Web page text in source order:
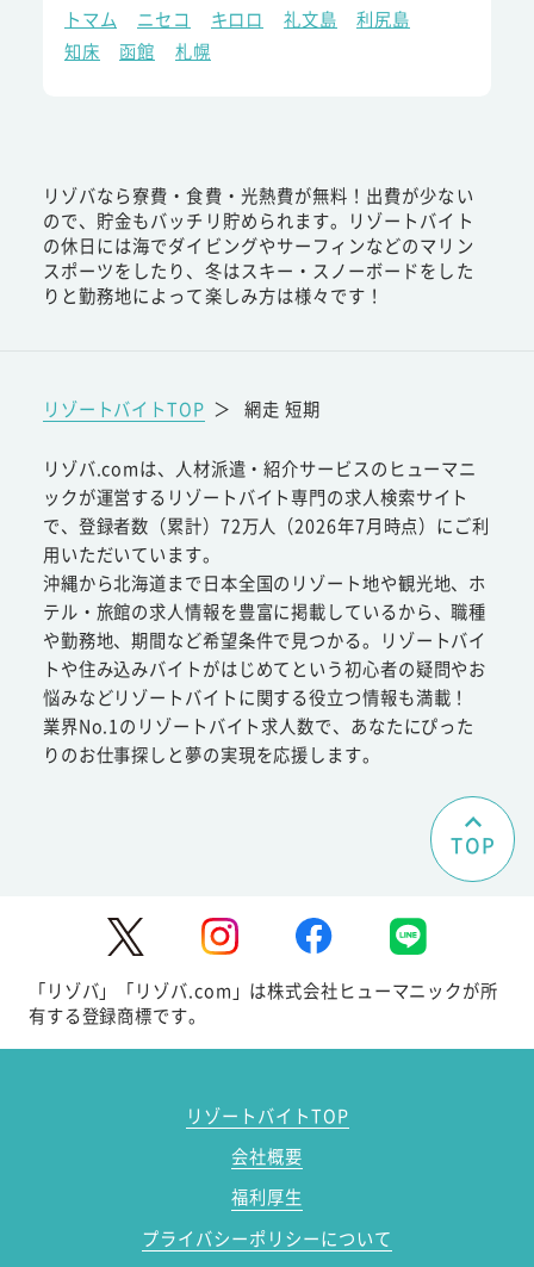
トマム
ニセコ キロロ 礼文島
利尻島
知床
函館 札幌
リゾバなら寮費・食費・光熱費が無料！出費が少ない
ので、貯金もバッチリ貯められます。リゾートバイト
の休日には海でダイビングやサーフィンなどのマリン
スポーツをしたり、冬はスキー・スノーボードをした
りと勤務地によって楽しみ方は様々です！
リゾートバイトTOP ＞ 網走 短期
リゾバ.comは、人材派遣・紹介サービスのヒューマニ
ックが運営するリゾートバイト専門の求人検索サイト
で、登録者数（累計）72万人（2026年7月時点）にご利
用いただいています。
沖縄から北海道まで日本全国のリゾート地や観光地、ホ
テル・旅館の求人情報を豊富に掲載しているから、職種
や勤務地、期間など希望条件で見つかる。リゾートバイ
トや住み込みバイトがはじめてという初心者の疑問やお
悩みなどリゾートバイトに関する役立つ情報も満載！
業界No.1のリゾートバイト求人数で、あなたにぴった
りのお仕事探しと夢の実現を応援します。
TOP
「リゾバ」「リゾバ.com」は株式会社ヒューマニックが所
有する登録商標です。
リゾートバイトTOP
会社概要
福利厚生
プライバシーポリシーについて